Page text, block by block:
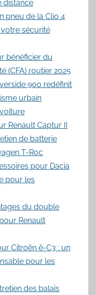
distance
pneu de la Clio 4
sécurité
bénéficier du
(CFA) routier 2025
900 redéfinit
urbain
Renault Captur II
de batterie
T-Roc
pour Dacia
pour les
du double
Renault
Citroën ë-C3 : un
pour les
des balais